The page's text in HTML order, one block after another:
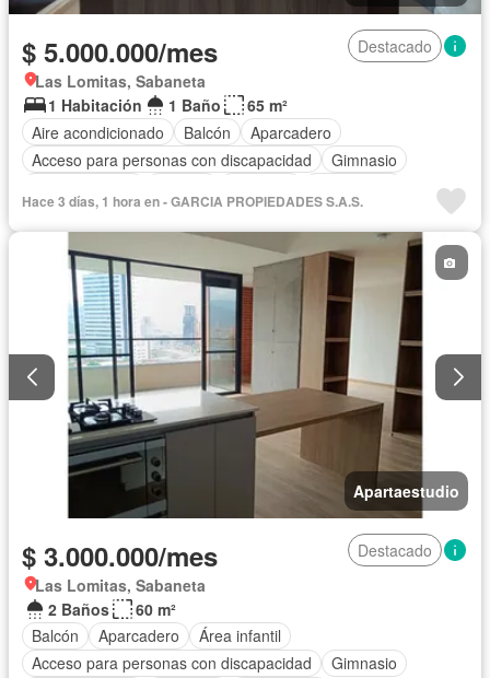
$ 5.000.000/mes
Destacado
Las Lomitas, Sabaneta
1 Habitación
1 Baño
65 m²
Aire acondicionado
Balcón
Aparcadero
Acceso para personas con discapacidad
Gimnasio
Vista panorámica
Seguridad privada Piscina
Hace 3 días, 1 hora en - GARCIA PROPIEDADES S.A.S.
Apartaestudio
$ 3.000.000/mes
Destacado
Las Lomitas, Sabaneta
2 Baños
60 m²
Balcón
Aparcadero
Área infantil
Acceso para personas con discapacidad
Gimnasio